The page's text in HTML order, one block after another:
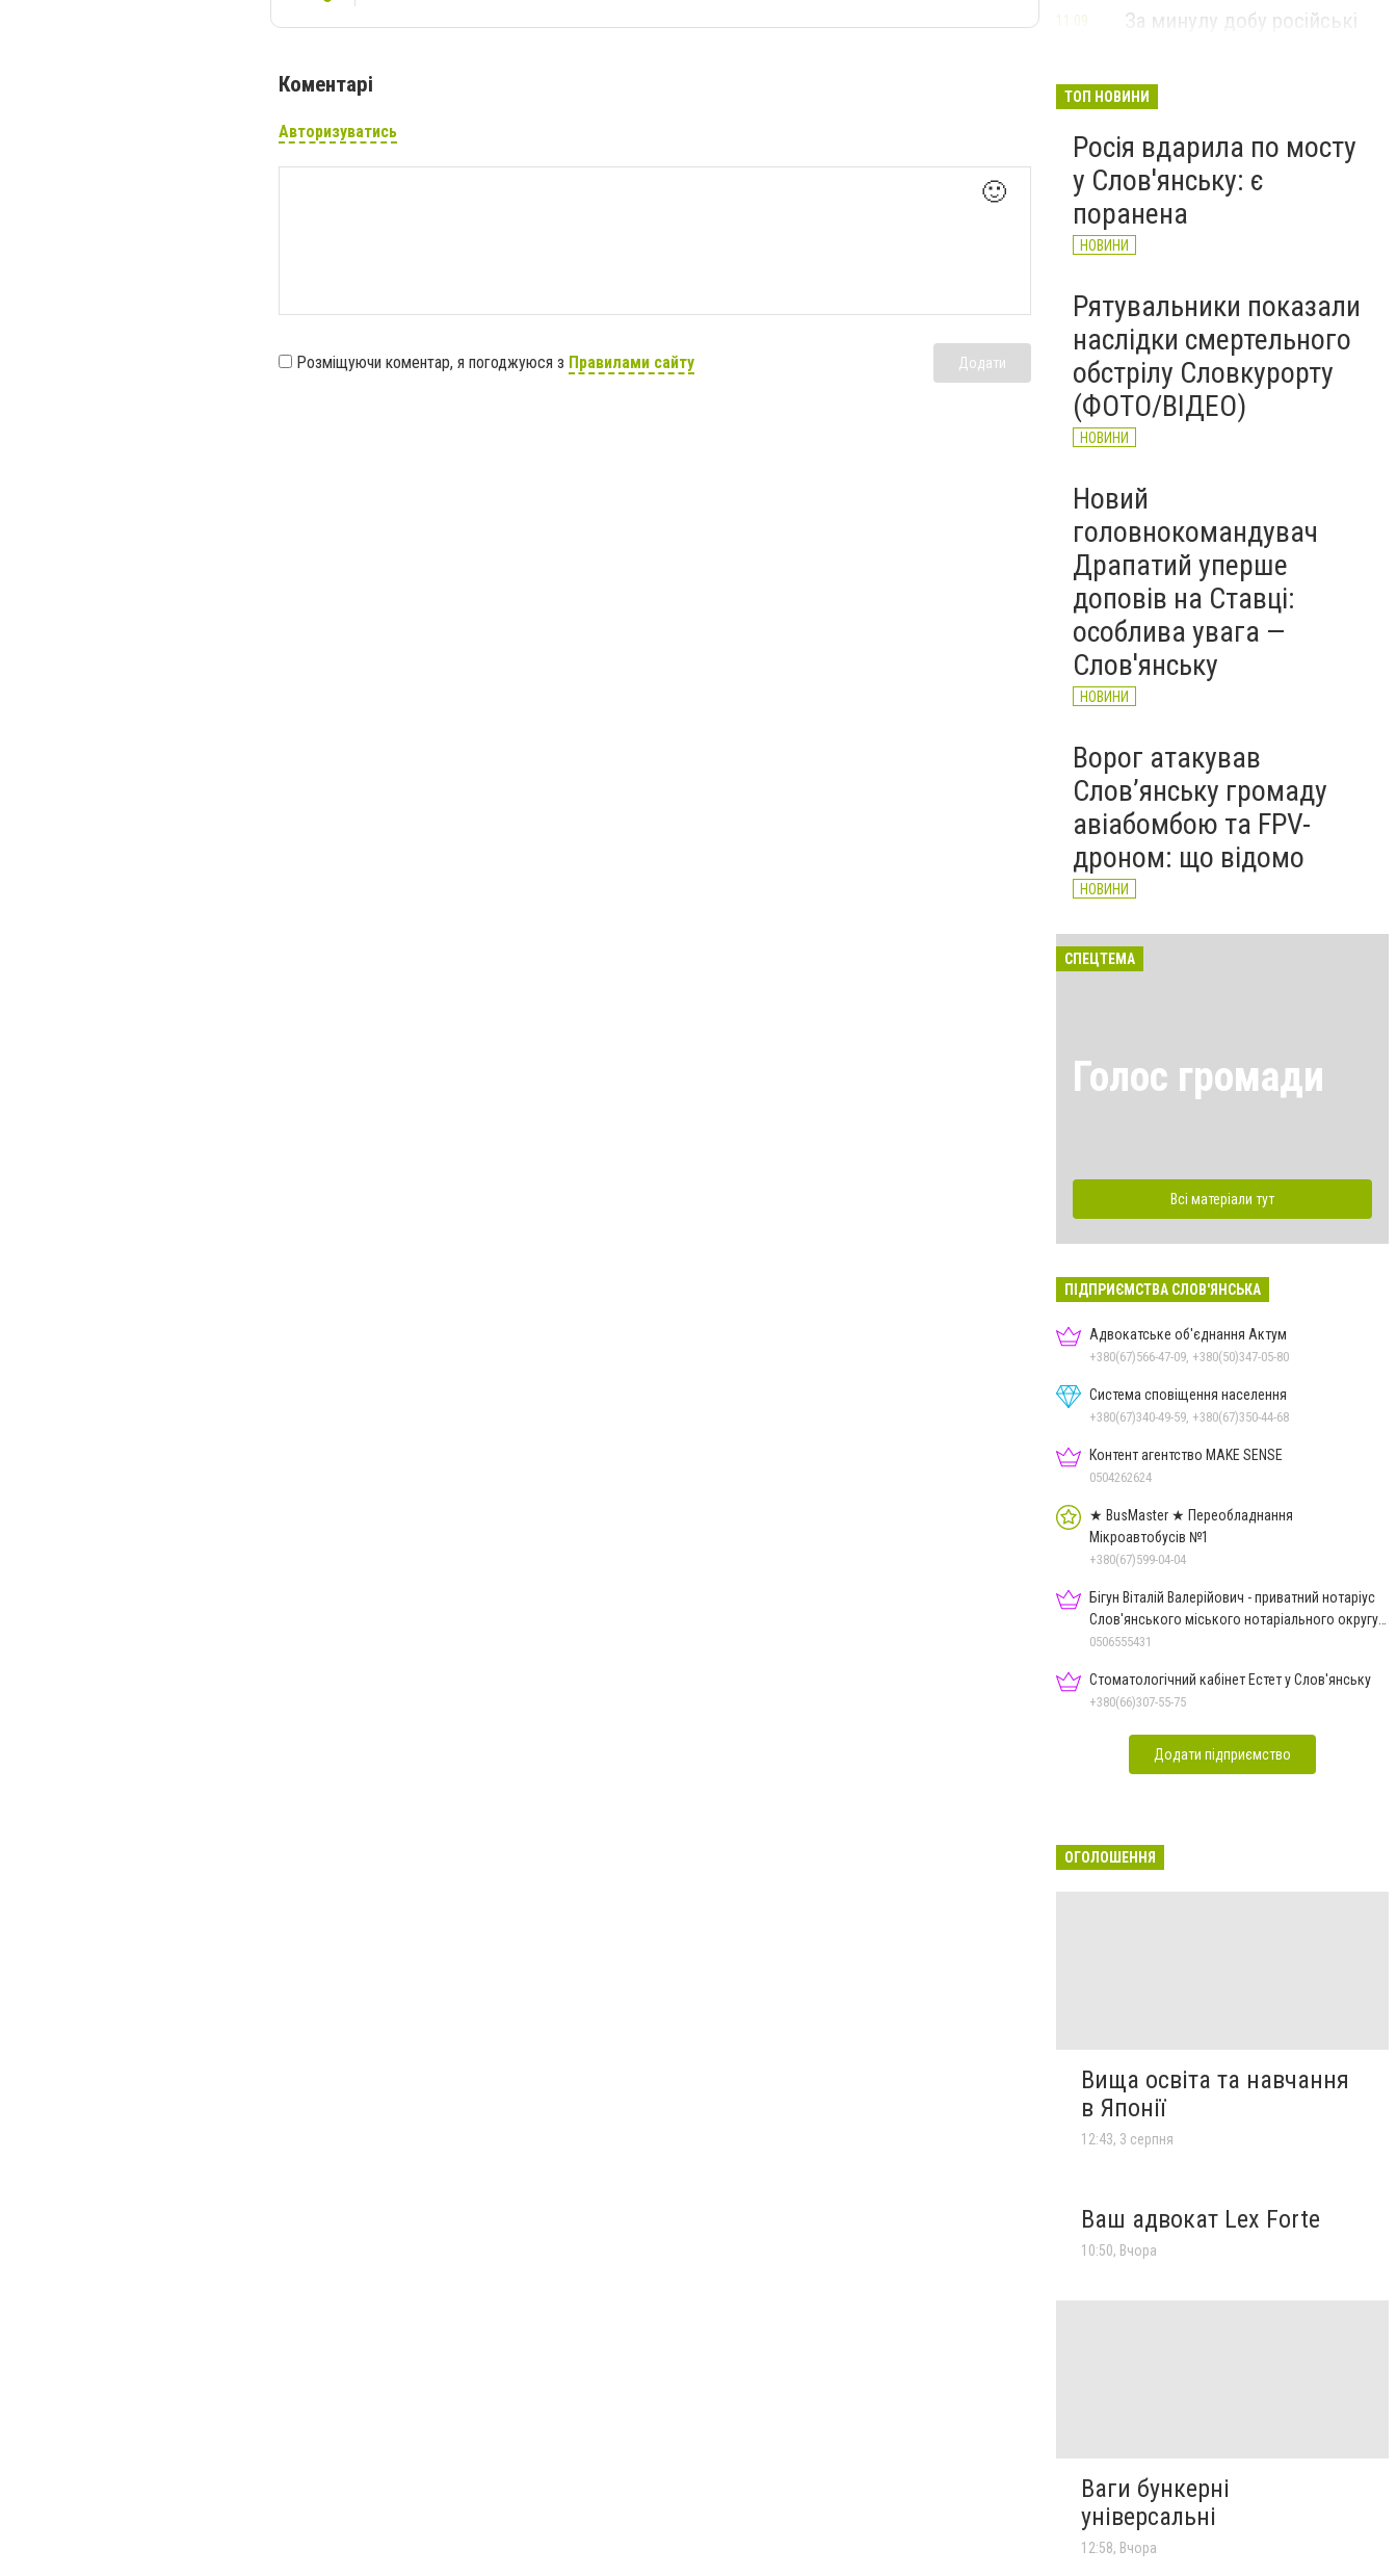
Коментарі
Авторизуватись
🙂
Розміщуючи коментар, я погоджуюся з Правилами сайту Додати
За минулу добу російські
великої війни: 6 серпня
11:09
ТОП НОВИНИ
Росія вдарила по мосту
у Слов'янську: є
поранена
НОВИНИ
Рятувальники показали
наслідки смертельного
обстрілу Словкурорту
(ФОТО/ВІДЕО)
НОВИНИ
Новий
головнокомандувач
Драпатий уперше
доповів на Ставці:
особлива увага —
Слов'янську
НОВИНИ
Ворог атакував
Слов’янську громаду
авіабомбою та FPV-
дроном: що відомо
НОВИНИ
СПЕЦТЕМА
Голос громади
Всі матеріали тут
ПІДПРИЄМСТВА СЛОВ'ЯНСЬКА
Адвокатське об'єднання Актум
+380(67)566-47-09, +380(50)347-05-80
Система сповіщення населення
+380(67)340-49-59, +380(67)350-44-68
Контент агентство MAKE SENSE
0504262624
★ BusMaster ★ Переобладнання
Мікроавтобусів №1
+380(67)599-04-04
Бігун Віталій Валерійович - приватний нотаріус
Слов'янського міського нотаріального округу
Дон.обл.
0506555431
Стоматологічний кабінет Естет у Слов'янську
+380(66)307-55-75
Додати підприємство
ОГОЛОШЕННЯ
Вища освіта та навчання
в Японії
12:43, 3 серпня
Ваш адвокат Lex Forte
10:50, Вчора
Ваги бункерні
універсальні
12:58, Вчора